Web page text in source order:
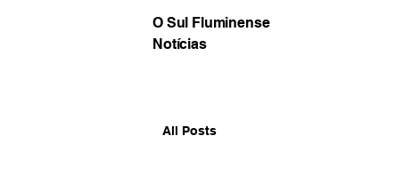
O Sul Fluminense
Notícias
All Posts